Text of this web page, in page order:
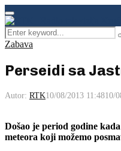
Facebook
Instagram
Youtube
Primary
Menu
Search
for:
Zabava
Perseidi sa
Autor: RTK10/08/2013 11:4810/
Došao je period godine
meteora koji možemo